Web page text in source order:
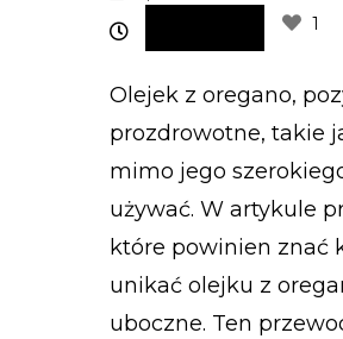
1
Olejek z oregano,
prozdrowotne, takie
mimo jego
używać. W artykule
które powinien znać
unikać olejku z
uboczne. Ten